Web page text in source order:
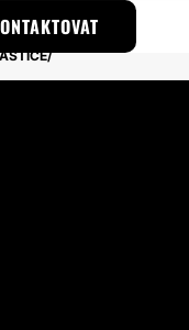
KOREKCE NOSU